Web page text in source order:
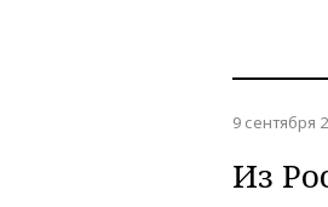
9 сентября
Из